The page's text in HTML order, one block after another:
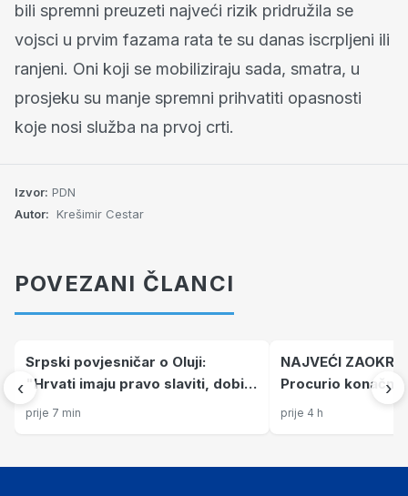
bili spremni preuzeti najveći rizik pridružila se
vojsci u prvim fazama rata te su danas iscrpljeni ili
ranjeni. Oni koji se mobiliziraju sada, smatra, u
prosjeku su manje spremni prihvatiti opasnosti
koje nosi služba na prvoj crti.
Izvor: PDN
Autor: Krešimir Cestar
POVEZANI ČLANCI
‹
Srpski povjesničar o Oluji:
"Hrvati imaju pravo slaviti, dobili
su ono što im povijesno pripada
prije 7 min
NAJVEĆI
Procurio konačni
bi okončao rat
prije 4 h
›